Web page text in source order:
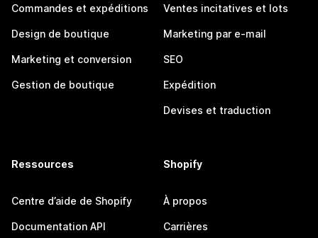
Commandes et expéditions
Design de boutique
Marketing et conversion
Gestion de boutique
Ventes incitatives et lots
Marketing par e-mail
SEO
Expédition
Devises et traduction
Ressources
Centre d’aide de Shopify
Documentation API
Shopify
À propos
Carrières